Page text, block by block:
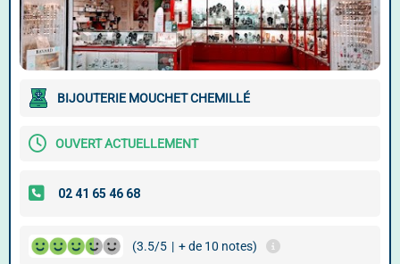
BIJOUTERIE MOUCHET CHEMILLÉ
OUVERT ACTUELLEMENT
(3.5/5 | + de 10 notes)